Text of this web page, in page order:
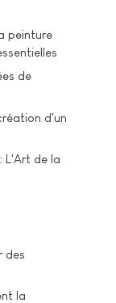
peinture
de
d'un
L'Art de la
des
la